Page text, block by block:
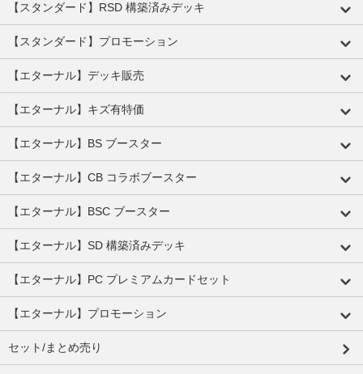
【スタンダード】RSD 構築済みデッキ
【スタンダード】プロモーション
【エターナル】デッキ販売
【エターナル】キズ有特価
【エターナル】BS ブースター
【エターナル】CB コラボブースター
【エターナル】BSC ブースター
【エターナル】SD 構築済みデッキ
【エターナル】PC プレミアムカードセット
【エターナル】プロモーション
セット/まとめ売り